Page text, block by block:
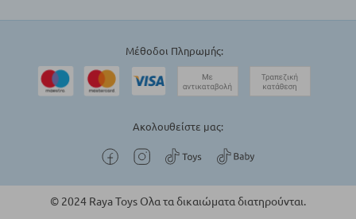
Μέθοδοι Πληρωμής:
Ακολουθείστε μας:
© 2024 Raya Toys Ολα τα δικαιώματα διατηρούνται.